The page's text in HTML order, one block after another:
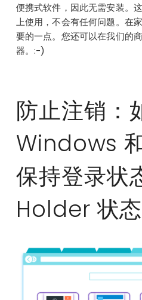
便携式软件，因此无需安装。
上使用，不会有任何问题。在
要的一点。您还可以在我们的
器。:-)
防止注销：
Windows
保持登录状
Holder 状态